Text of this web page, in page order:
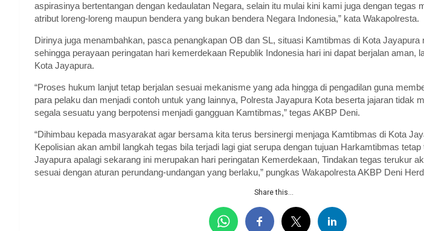
aspirasinya bertentangan dengan kedaulatan Negara, selain itu mulai kini kami juga dengan tegas
atribut loreng-loreng maupun bendera yang bukan bendera Negara Indonesia,” kata Wakapolresta.
Dirinya juga menambahkan, pasca penangkapan OB dan SL, situasi Kamtibmas di Kota Jayapura
sehingga perayaan peringatan hari kemerdekaan Republik Indonesia hari ini dapat berjalan aman,
Kota Jayapura.
“Proses hukum lanjut tetap berjalan sesuai mekanisme yang ada hingga di pengadilan guna
para pelaku dan menjadi contoh untuk yang lainnya, Polresta Jayapura Kota beserta jajaran tidak
segala sesuatu yang berpotensi menjadi gangguan Kamtibmas,” tegas AKBP Deni.
“Dihimbau kepada masyarakat agar bersama kita terus bersinergi menjaga Kamtibmas di Kota
Kepolisian akan ambil langkah tegas bila terjadi lagi giat serupa dengan tujuan Harkamtibmas tetap
Jayapura apalagi sekarang ini merupakan hari peringatan Kemerdekaan, Tindakan tegas terukur
sesuai dengan aturan perundang-undangan yang berlaku,” pungkas Wakapolresta AKBP Deni
Share this...